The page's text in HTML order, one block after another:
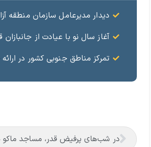
دیدار مدیرعامل سازمان منطقه
آغاز سال نو با عیادت از جانبازان
تمرکز مناطق جنوبی کشور در